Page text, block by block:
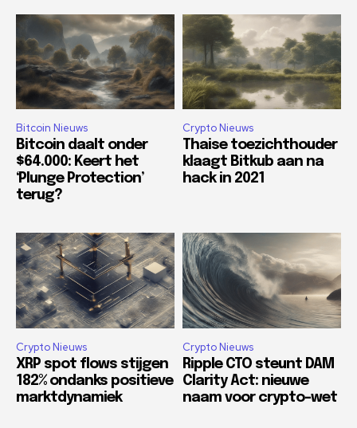
Bitcoin Nieuws
Bitcoin daalt onder
$64.000: Keert het
‘Plunge Protection’
terug?
Crypto Nieuws
Thaise toezichthouder
klaagt Bitkub aan na
hack in 2021
Crypto Nieuws
XRP spot flows stijgen
182% ondanks positieve
marktdynamiek
Crypto Nieuws
Ripple CTO steunt DAM
Clarity Act: nieuwe
naam voor crypto-wet